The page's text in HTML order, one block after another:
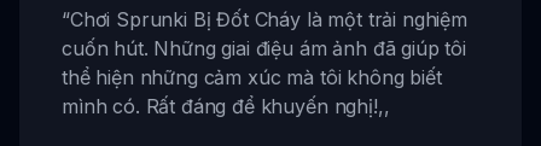
“Chơi Sprunki Bị Đốt Cháy là một trải nghiệm
cuốn hút. Những giai điệu ám ảnh đã giúp tôi
thể hiện những cảm xúc mà tôi không biết
mình có. Rất đáng để khuyến nghị!,,